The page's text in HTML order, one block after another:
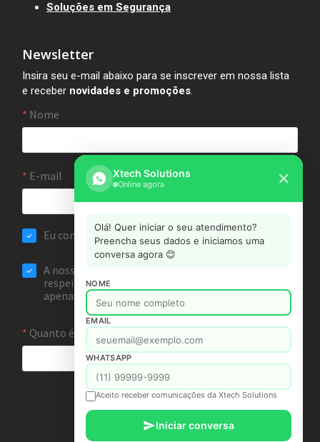
Soluções em Segurança
Newsletter
Insira seu e-mail abaixo para se inscrever em nossa lista
e receber novidades e promoções.
Xtech Solutions
Online agora ✕
Olá! Quer iniciar o seu atendimento?
Preencha seus dados e iniciamos uma
conversa agora 😊
NOME
EMAIL
WHATSAPP
Aceito receber comunicações da Xtech Solutions
Iniciar conversa